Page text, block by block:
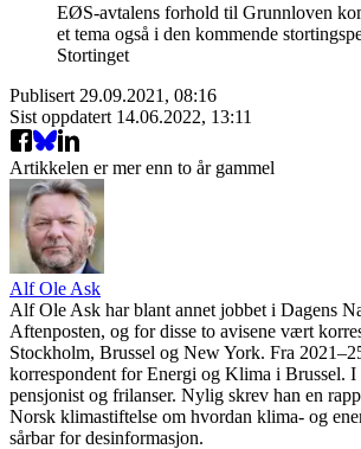
EØS-avtalens forhold til Grunnloven
et tema også i den kommende
Stortinget
Publisert 29.09.2021, 08:16
Sist oppdatert 14.06.2022, 13:11
Artikkelen er mer enn to år gammel
Alf Ole Ask
Alf Ole Ask har blant annet jobbet i Dagens
Aftenposten, og for disse to avisene vært
Stockholm, Brussel og New York. Fra
korrespondent for Energi og Klima i Brussel. I
pensjonist og frilanser. Nylig skrev han en
Norsk klimastiftelse om hvordan klima- og
sårbar for desinformasjon.